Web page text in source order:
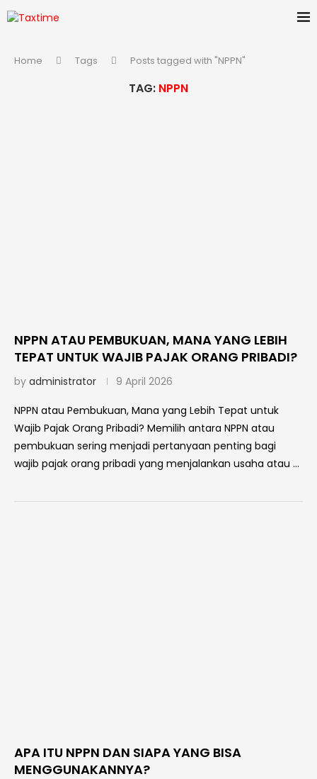
Home Tags Posts tagged with "NPPN"
TAG: NPPN
NPPN ATAU PEMBUKUAN, MANA YANG LEBIH
TEPAT UNTUK WAJIB PAJAK ORANG PRIBADI?
by administrator 9 April 2026
NPPN atau Pembukuan, Mana yang Lebih Tepat untuk
Wajib Pajak Orang Pribadi? Memilih antara NPPN atau
pembukuan sering menjadi pertanyaan penting bagi
wajib pajak orang pribadi yang menjalankan usaha atau …
APA ITU NPPN DAN SIAPA YANG BISA
MENGGUNAKANNYA?